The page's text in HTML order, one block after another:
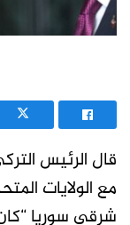
قال الرئيس
مع الولايات
شرقي سوريا